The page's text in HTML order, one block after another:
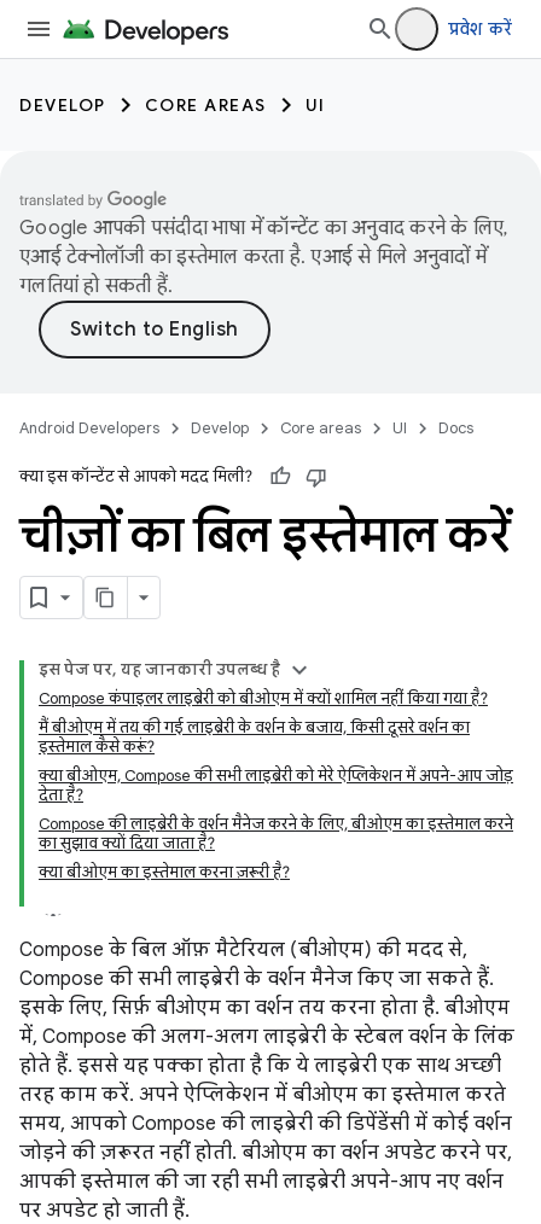
प्रवेश करें
DEVELOP CORE AREAS UI
Google आपकी पसंदीदा भाषा में कॉन्टेंट का अनुवाद करने के लिए,
एआई टेक्नोलॉजी का इस्तेमाल करता है. एआई से मिले अनुवादों में
गलतियां हो सकती हैं.
Android Developers Develop Core areas UI Docs
क्या इस कॉन्टेंट से आपको मदद मिली?
चीज़ों का बिल इस्तेमाल करें
इस पेज पर, यह जानकारी उपलब्ध है
Compose कंपाइलर लाइब्रेरी को बीओएम में क्यों शामिल नहीं किया गया है?
मैं बीओएम में तय की गई लाइब्रेरी के वर्शन के बजाय, किसी दूसरे वर्शन का
इस्तेमाल कैसे करूं?
क्या बीओएम, Compose की सभी लाइब्रेरी को मेरे ऐप्लिकेशन में अपने-आप जोड़
देता है?
Compose की लाइब्रेरी के वर्शन मैनेज करने के लिए, बीओएम का इस्तेमाल करने
का सुझाव क्यों दिया जाता है?
क्या बीओएम का इस्तेमाल करना ज़रूरी है?
Compose के बिल ऑफ़ मैटेरियल (बीओएम) की मदद से,
Compose की सभी लाइब्रेरी के वर्शन मैनेज किए जा सकते हैं.
इसके लिए, सिर्फ़ बीओएम का वर्शन तय करना होता है. बीओएम
में, Compose की अलग-अलग लाइब्रेरी के स्टेबल वर्शन के लिंक
होते हैं. इससे यह पक्का होता है कि ये लाइब्रेरी एक साथ अच्छी
तरह काम करें. अपने ऐप्लिकेशन में बीओएम का इस्तेमाल करते
समय, आपको Compose की लाइब्रेरी की डिपेंडेंसी में कोई वर्शन
जोड़ने की ज़रूरत नहीं होती. बीओएम का वर्शन अपडेट करने पर,
आपकी इस्तेमाल की जा रही सभी लाइब्रेरी अपने-आप नए वर्शन
पर अपडेट हो जाती हैं.